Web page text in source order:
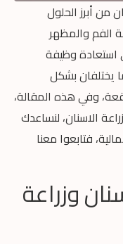
من أبرز الحلول
الفم والمظهر
استعادة وظيفة
يختلفان بشكل
وفي هذه المقالة،
الاسنان، لنساعدك
فتابعوا معنا
وزراعة